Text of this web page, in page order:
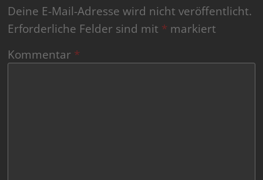
Deine E-Mail-Adresse wird nicht veröffentlicht.
Erforderliche Felder sind mit * markiert
Kommentar *